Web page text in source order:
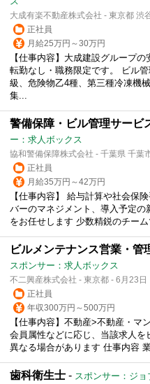
大成有楽不動産株式会社 - 東京都 渋
正社員
月給25万円～30万円
【仕事内容】大成建設グループ
転勤なし・職務限定です。 ビル
級、危険物乙4種、第三種冷凍機
集...
警備保障・ビル管理サービ
ー：求人ボックス
協和警備保障株式会社 - 千葉県 千葉
正社員
月給35万円～42万円
【仕事内容】 給与計算や社会保
バーのマネジメント、導入予定
をお任せします 少数精鋭のチー
ビルメンテナンス営業・管
スポンサー：求人ボックス
不二興産株式会社 - 東京都 - 6月23日
正社員
年収300万円～500万円
【仕事内容】不動産>不動産・マ
会員属性などに応じ、当該求人
異なる場合があります 仕事内容
歯科衛生士 - スポンサー：ジョ